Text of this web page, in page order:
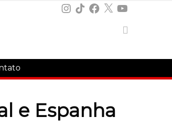
Instagram
TikTokFacebook
X YouTube
e Espanha